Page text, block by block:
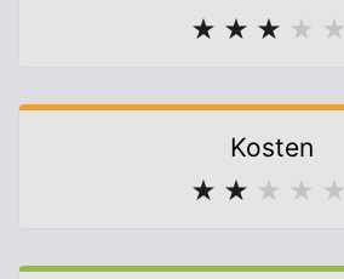
★ ★ ★ ★ ★
Kosten
★ ★ ★ ★ ★